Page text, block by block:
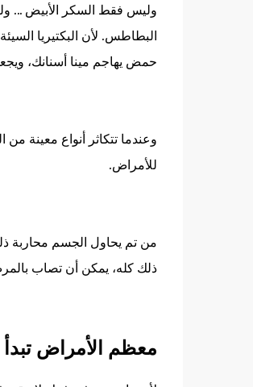
وليس فقط السكر الأبيض ...
البطاطس. لأن البكتيريا
حمض يهاجم مينا أسنانك،
وعندما تتكاثر أنواع معينة من
للأمراض.
من تم يحاول الجسم محاربة
ذلك كله، يمكن أن تصاب
معظم الأمراض